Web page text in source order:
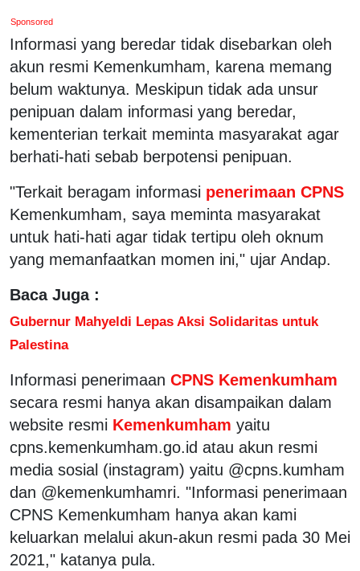
Sponsored
Informasi yang beredar tidak disebarkan oleh
akun resmi Kemenkumham, karena memang
belum waktunya. Meskipun tidak ada unsur
penipuan dalam informasi yang beredar,
kementerian terkait meminta masyarakat agar
berhati-hati sebab berpotensi penipuan.
"Terkait beragam informasi penerimaan CPNS
Kemenkumham, saya meminta masyarakat
untuk hati-hati agar tidak tertipu oleh oknum
yang memanfaatkan momen ini," ujar Andap.
Baca Juga :
Gubernur Mahyeldi Lepas Aksi Solidaritas untuk
Palestina
Informasi penerimaan CPNS Kemenkumham
secara resmi hanya akan disampaikan dalam
website resmi Kemenkumham yaitu
cpns.kemenkumham.go.id atau akun resmi
media sosial (instagram) yaitu @cpns.kumham
dan @kemenkumhamri. "Informasi penerimaan
CPNS Kemenkumham hanya akan kami
keluarkan melalui akun-akun resmi pada 30 Mei
2021," katanya pula.